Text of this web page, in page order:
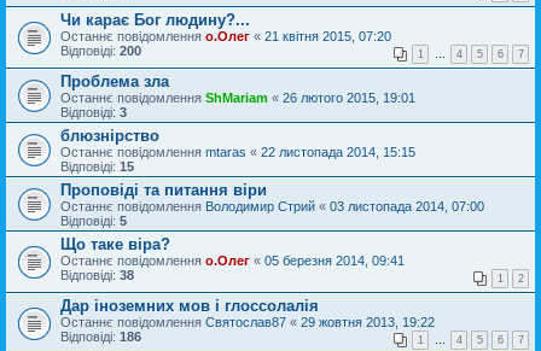
Чи карає Бог людину?...
Останнє повідомлення о.Олег « 21 квітня 2015, 07:20
Відповіді: 200 1 4 5 6 7
Проблема зла
Останнє повідомлення ShMariam « 26 лютого 2015, 19:01
Відповіді: 3
блюзнірство
Останнє повідомлення mtaras « 22 листопада 2014, 15:15
Відповіді: 15
Проповіді та питання віри
Останнє повідомлення Володимир Стрий « 03 листопада 2014, 07:00
Відповіді: 5
Що таке віра?
Останнє повідомлення о.Олег « 05 березня 2014, 09:41
Відповіді: 38 1 2
Дар іноземних мов і глоссолалія
Останнє повідомлення Святослав87 « 29 жовтня 2013, 19:22
Відповіді: 186 1 4 5 6 7